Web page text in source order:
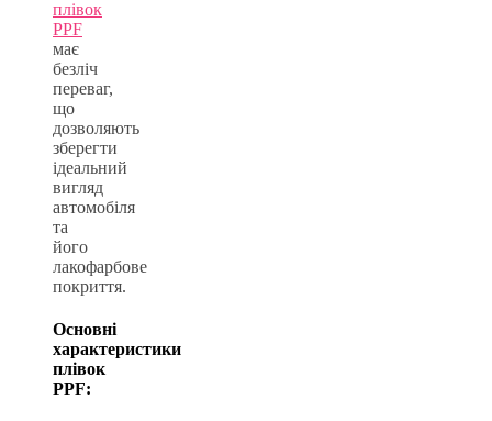
плівок
PPF
має
безліч
переваг,
що
дозволяють
зберегти
ідеальний
вигляд
автомобіля
та
його
лакофарбове
покриття.
Основні
характеристики
плівок
PPF: